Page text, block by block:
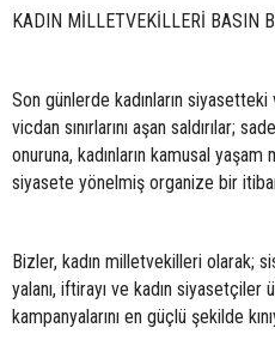
KADIN MİLLETVEKİLLERİ BASIN
Son günlerde kadınların siyasetteki
vicdan sınırlarını aşan saldırılar;
onuruna, kadınların kamusal
siyasete yönelmiş organize bir
Bizler, kadın milletvekilleri olarak;
yalanı, iftirayı ve kadın siyasetçiler
kampanyalarını en güçlü şekilde